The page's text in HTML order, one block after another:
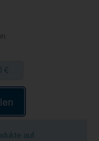
€
auf